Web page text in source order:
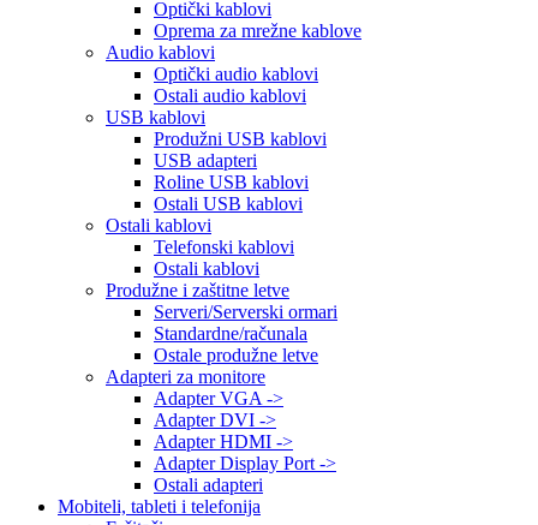
Optički kablovi
Oprema za mrežne kablove
Audio kablovi
Optički audio kablovi
Ostali audio kablovi
USB kablovi
Produžni USB kablovi
USB adapteri
Roline USB kablovi
Ostali USB kablovi
Ostali kablovi
Telefonski kablovi
Ostali kablovi
Produžne i zaštitne letve
Serveri/Serverski ormari
Standardne/računala
Ostale produžne letve
Adapteri za monitore
Adapter VGA ->
Adapter DVI ->
Adapter HDMI ->
Adapter Display Port ->
Ostali adapteri
Mobiteli, tableti i telefonija